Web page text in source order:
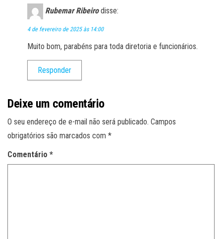
Rubemar Ribeiro disse:
4 de fevereiro de 2025 às 14:00
Muito bom, parabéns para toda diretoria e funcionários.
Responder
Deixe um comentário
O seu endereço de e-mail não será publicado. Campos
obrigatórios são marcados com *
Comentário *